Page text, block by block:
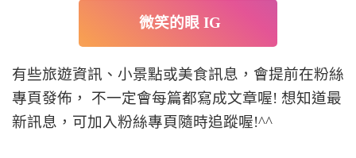
微笑的眼 IG
有些旅遊資訊、小景點或美食訊息，會提前在粉絲
專頁發佈， 不一定會每篇都寫成文章喔! 想知道最
新訊息，可加入粉絲專頁隨時追蹤喔!^^